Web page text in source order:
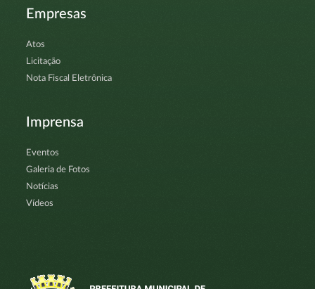
Empresas
Atos
Licitação
Nota Fiscal Eletrônica
Imprensa
Eventos
Galeria de Fotos
Notícias
Vídeos